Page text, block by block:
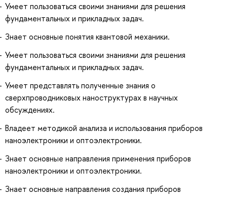
Умеет пользоваться своими знаниями для решения
фундаментальных и прикладных задач.
Знает основные понятия квантовой механики.
Умеет пользоваться своими знаниями для решения
фундаментальных и прикладных задач.
Умеет представлять полученные знания о
сверхпроводниковых наноструктурах в научных
обсуждениях.
Владеет методикой анализа и использования приборов
наноэлектроники и оптоэлектроники.
Знает основные направления применения приборов
наноэлектроники и оптоэлектроники.
Знает основные направления создания приборов